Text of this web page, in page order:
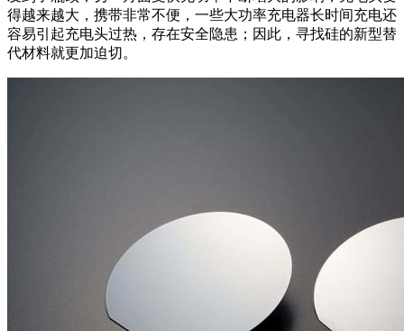
得越来越大，携带非常不便，一些大功率充电器长时间充电还
容易引起充电头过热，存在安全隐患；因此，寻找硅的新型替
代材料就更加迫切。